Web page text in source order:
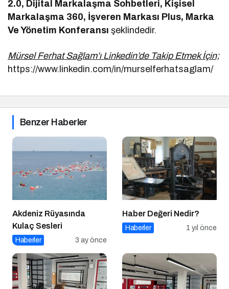
2.0, Dijital Markalaşma Sohbetleri, Kişisel
Markalaşma 360, İşveren Markası Plus, Marka
Ve Yönetim Konferansı şeklindedir.
Mürsel Ferhat Sağlam’ı Linkedin’de Takip Etmek İçin;
https://www.linkedin.com/in/murselferhatsaglam/
Benzer Haberler
Akdeniz Rüyasında
Kulaç Sesleri
Haberler 3 ay önce
Haber Değeri Nedir?
Haberler 1 yıl önce